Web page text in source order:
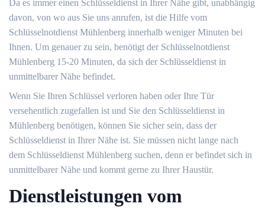
Da es immer einen Schlüsseldienst in Ihrer Nähe gibt, unabhängig
davon, von wo aus Sie uns anrufen, ist die Hilfe vom
Schlüsselnotdienst Mühlenberg innerhalb weniger Minuten bei
Ihnen. Um genauer zu sein, benötigt der Schlüsselnotdienst
Mühlenberg 15-20 Minuten, da sich der Schlüsseldienst in
unmittelbarer Nähe befindet.
Wenn Sie Ihren Schlüssel verloren haben oder Ihre Tür
versehentlich zugefallen ist und Sie den Schlüsseldienst in
Mühlenberg benötigen, können Sie sicher sein, dass der
Schlüsseldienst in Ihrer Nähe ist. Sie müssen nicht lange nach
dem Schlüsseldienst Mühlenberg suchen, denn er befindet sich in
unmittelbarer Nähe und kommt gerne zu Ihrer Haustür.
Dienstleistungen vom